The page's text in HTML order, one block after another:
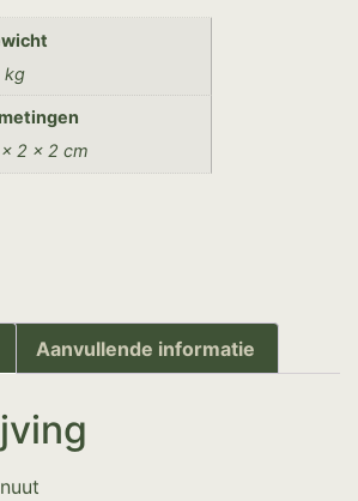
kg
2 × 2 cm
Aanvullende informatie